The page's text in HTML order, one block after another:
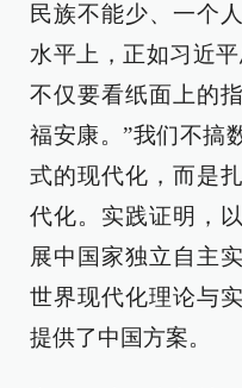
民族不能少、一个
水平上，正如习近
不仅要看纸面上的
福安康。”我们不搞
式的现代化，而是
代化。实践证明，
展中国家独立自主
世界现代化理论与
提供了中国方案。